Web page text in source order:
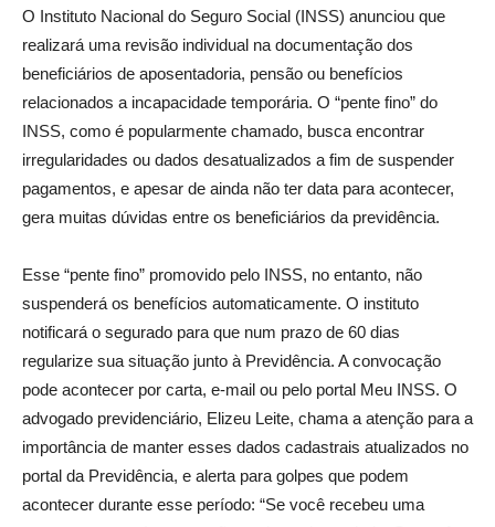
O Instituto Nacional do Seguro Social (INSS) anunciou que
realizará uma revisão individual na documentação dos
beneficiários de aposentadoria, pensão ou benefícios
relacionados a incapacidade temporária. O “pente fino” do
INSS, como é popularmente chamado, busca encontrar
irregularidades ou dados desatualizados a fim de suspender
pagamentos, e apesar de ainda não ter data para acontecer,
gera muitas dúvidas entre os beneficiários da previdência.
Esse “pente fino” promovido pelo INSS, no entanto, não
suspenderá os benefícios automaticamente. O instituto
notificará o segurado para que num prazo de 60 dias
regularize sua situação junto à Previdência. A convocação
pode acontecer por carta, e-mail ou pelo portal Meu INSS. O
advogado previdenciário, Elizeu Leite, chama a atenção para a
importância de manter esses dados cadastrais atualizados no
portal da Previdência, e alerta para golpes que podem
acontecer durante esse período: “Se você recebeu uma